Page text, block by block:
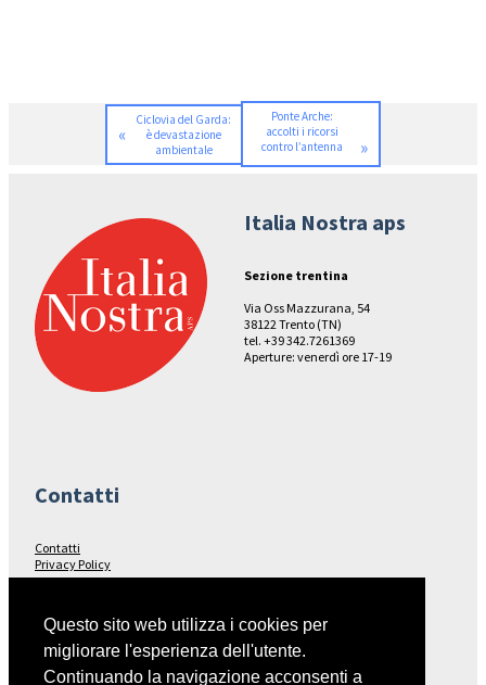
«
Ciclovia del Garda:
è devastazione
ambientale
Ponte Arche:
accolti i ricorsi
contro l’antenna
»
Italia Nostra aps
Sezione trentina
Via Oss Mazzurana, 54
38122 Trento (TN)
tel. +39 342.7261369
Aperture: venerdì ore 17-19
Contatti
Contatti
Privacy Policy
Seguici su…
Facebook
Questo sito web utilizza i cookies per
migliorare l'esperienza dell'utente.
Continuando la navigazione acconsenti a